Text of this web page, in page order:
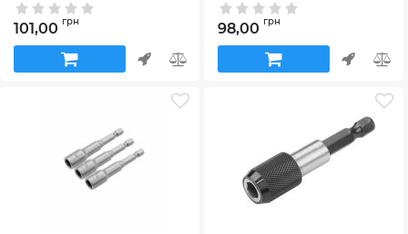
101,00 грн 98,00 грн